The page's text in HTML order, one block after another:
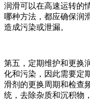
润滑可以在高速运转的
哪种方法，都应确保润
造成污染或泄漏。
第五，定期维护和更换
化和污染，因此需要定
滑剂的更换周期和检查
统，去除杂质和沉积物